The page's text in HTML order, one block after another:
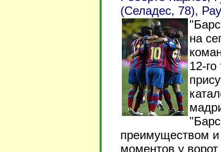
(Селадес, 78),
на
12-го
преимуществом и
моментов у